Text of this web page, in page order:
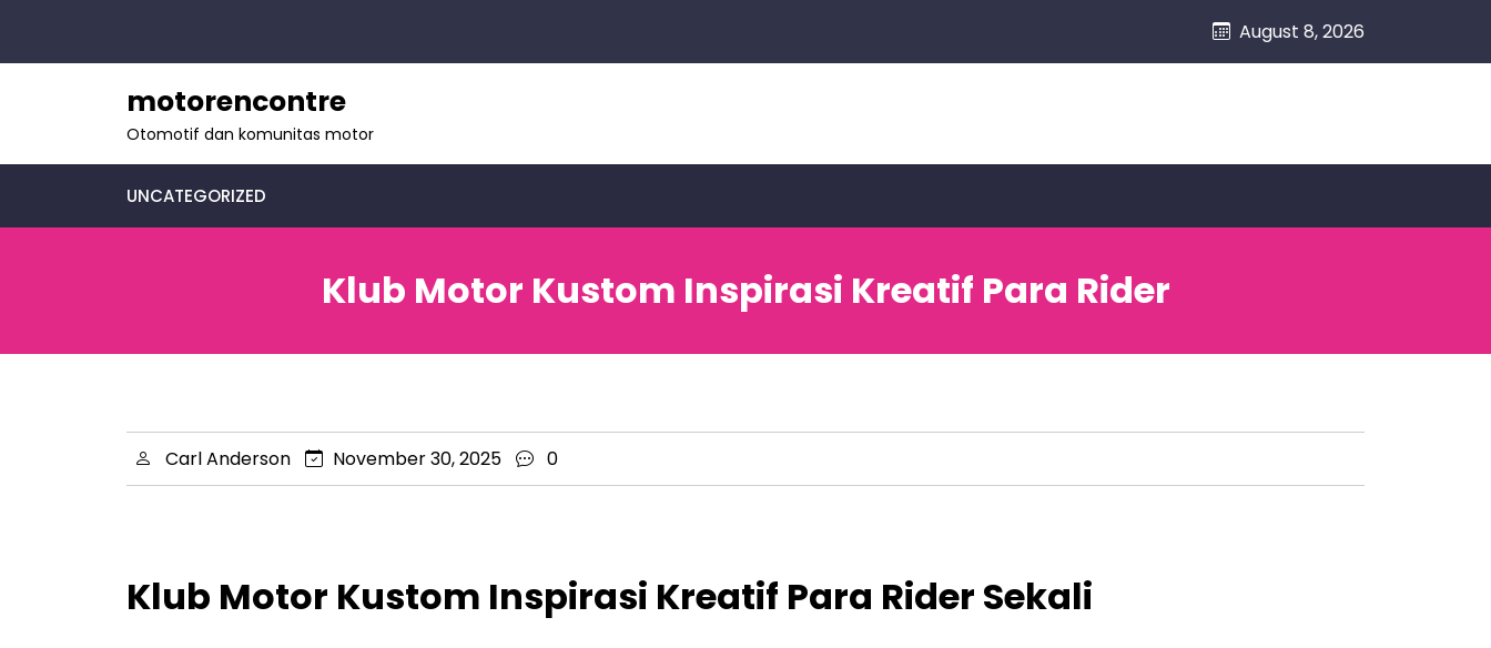
August 8, 2026
motorencontre
Otomotif dan komunitas motor
UNCATEGORIZED
Klub Motor Kustom Inspirasi Kreatif Para Rider
Carl Anderson November 30, 2025 0
Klub Motor Kustom Inspirasi Kreatif Para Rider Sekali